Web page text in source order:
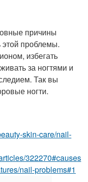
причины
этой проблемы.
избегать
за ногтями и
Так вы
ногти.
skin-care/nail-
322270#causes
nail-problems#1